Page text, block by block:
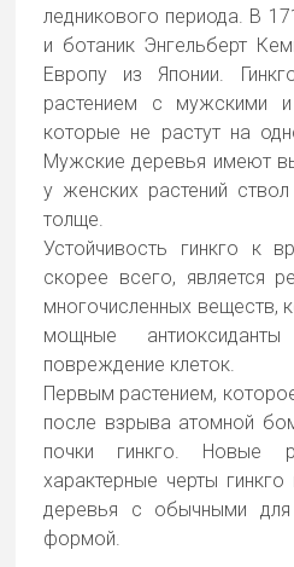
ледникового периода. В
и ботаник Энгельберт
Европу из Японии.
растением с мужскими
которые не растут на
Мужские деревья имеют
у женских растений
толще.
Устойчивость гинкго к
скорее всего, является
многочисленных веществ,
мощные
повреждение клеток.
Первым растением,
после взрыва атомной
почки гинкго. Новые
характерные черты
деревья с обычными
формой.